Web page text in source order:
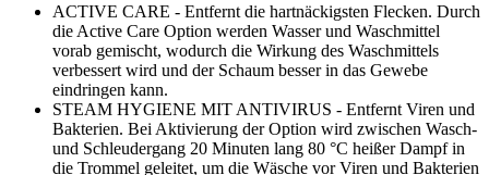
ACTIVE CARE - Entfernt die hartnäckigsten Flecken. Durch
die Active Care Option werden Wasser und Waschmittel
vorab gemischt, wodurch die Wirkung des Waschmittels
verbessert wird und der Schaum besser in das Gewebe
eindringen kann.
STEAM HYGIENE MIT ANTIVIRUS - Entfernt Viren und
Bakterien. Bei Aktivierung der Option wird zwischen Wasch-
und Schleudergang 20 Minuten lang 80 °C heißer Dampf in
die Trommel geleitet, um die Wäsche vor Viren und Bakterien